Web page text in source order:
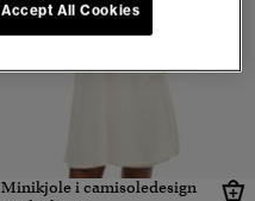
Minikjole i camisoledesign
Accept All Cookies